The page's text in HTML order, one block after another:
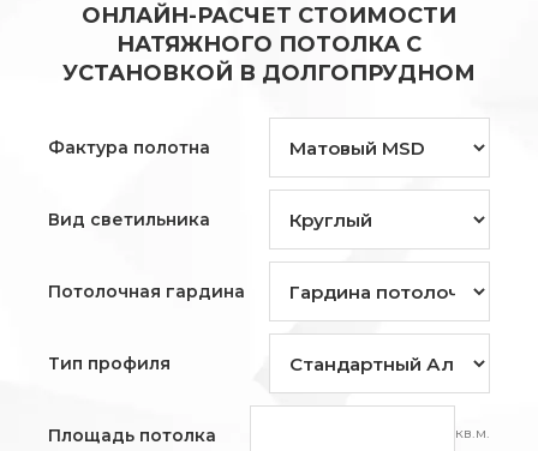
ОНЛАЙН-РАСЧЕТ СТОИМОСТИ
НАТЯЖНОГО ПОТОЛКА С
УСТАНОВКОЙ В ДОЛГОПРУДНОМ
Фактура полотна
Вид светильника
Потолочная гардина
Тип профиля
Площадь потолка кв.м.